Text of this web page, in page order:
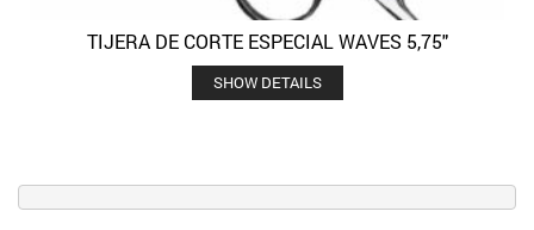
TIJERA DE CORTE ESPECIAL WAVES 5,75″
SHOW DETAILS